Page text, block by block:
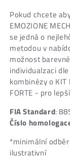
Pokud chcete
EMOZIONE
se jedná o
metodou v
možnost
individualzaci
kombinézy o
FORTE - pro
FIA Standard:
Číslo
*minimální
ilustrativní